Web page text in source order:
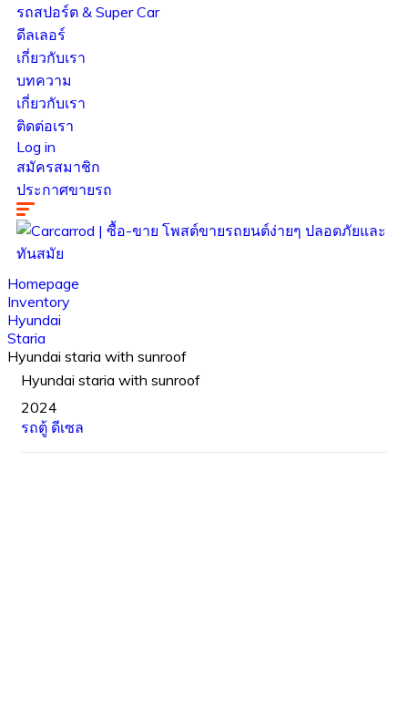
รถสปอร์ต & Super Car
ดีลเลอร์
เกี่ยวกับเรา
บทความ
เกี่ยวกับเรา
ติดต่อเรา
Log in
สมัครสมาชิก
ประกาศขายรถ
Homepage
Inventory
Hyundai
Staria
Hyundai staria with sunroof
Hyundai staria with sunroof
2024
รถตู้ ดีเซล